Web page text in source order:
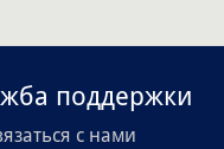
поддержки
с нами